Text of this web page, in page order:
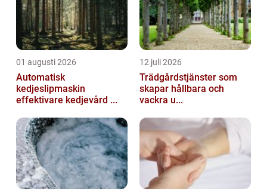
01 augusti 2026
Automatisk
kedjeslipmaskin
effektivare kedjevård ...
12 juli 2026
Trädgårdstjänster som
skapar hållbara och
vackra u...